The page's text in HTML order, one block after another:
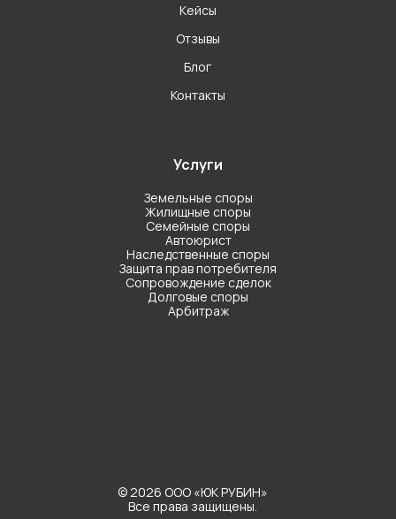
© 2026 ООО «ЮК РУБИН»
Все права защищены.
Кейсы
Отзывы
Блог
Контакты
Земельные споры
Жилищные споры
Семейные споры
Автоюрист
Наследственные споры
Защита прав потребителя
Сопровождение сделок
Долговые споры
Арбитраж
Услуги